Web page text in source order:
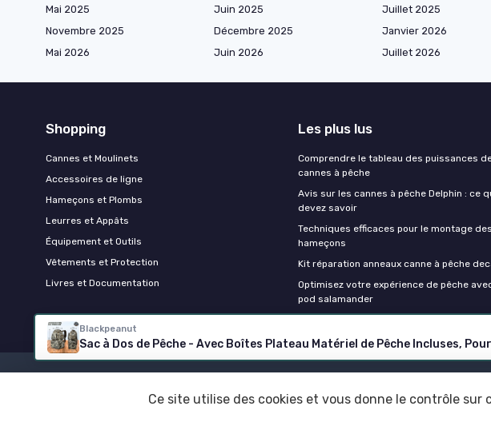
Blackpeanut
Mai 2025
Juin 2025 Juillet 2025
Novembre 2025
Décembre 2025 Janvier 2026
Mai 2026
Juin 2026 Juillet 2026
Shopping
Cannes et Moulinets
Accessoires de ligne
Hameçons et Plombs
Leurres et Appâts
Équipement et Outils
Vêtements et Protection
Livres et Documentation
Les plus lus
Comprendre le tableau des puissances
cannes à pêche
Avis sur les cannes à pêche Delphin : ce
devez savoir
Techniques efficaces pour le montage des
hameçons
Kit réparation anneaux canne à pêche
Optimisez votre expérience de pêche
pod salamander
Ce site utilise des cookies et vous donne le contrôle